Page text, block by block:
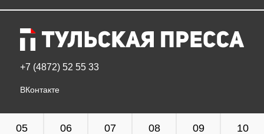
+7 (4872) 52 55 33
ВКонтакте
05 06 07 08 09 10